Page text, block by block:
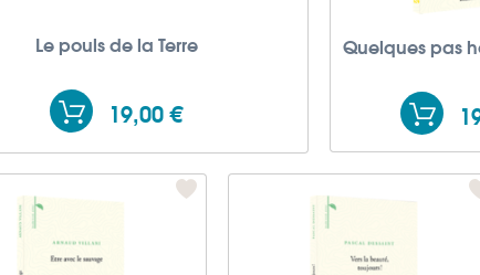
Le pouls de la Terre
19,00 €
Quelques pas